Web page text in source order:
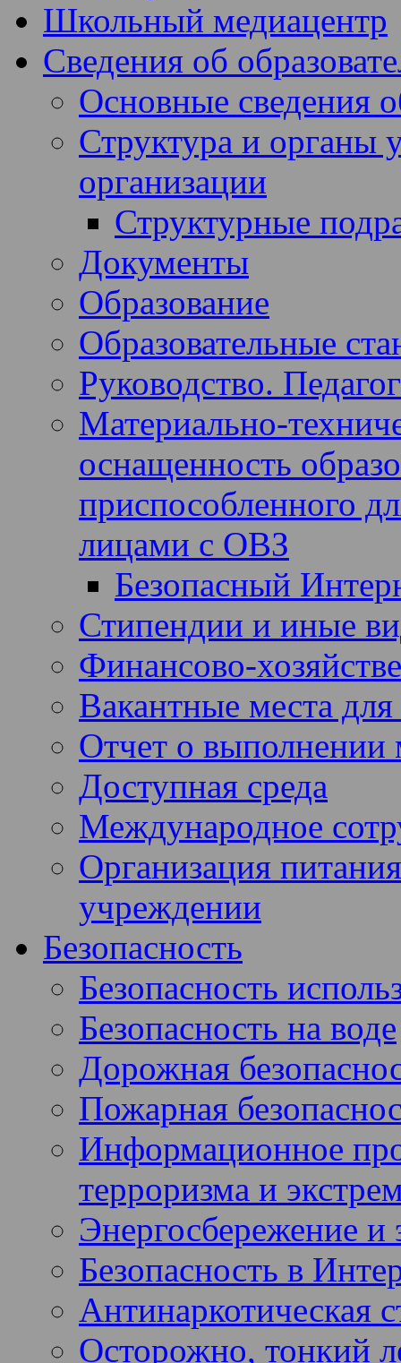
Школьный медиацентр
Сведения об
Основные сведения
Структура и органы
организации
Структурные
Документы
Образование
Образовательные
Руководство.
Материально-
оснащенность
приспособленного
лицами с ОВЗ
Безопасный
Стипендии и иные
Финансово-
Вакантные места
Отчет о выполнении
Доступная среда
Международное
Организация
учреждении
Безопасность
Безопасность
Безопасность на воде
Дорожная
Пожарная
Информационное
терроризма и
Энергосбережение и
Безопасность в
Антинаркотическая
Осторожно, тонкий